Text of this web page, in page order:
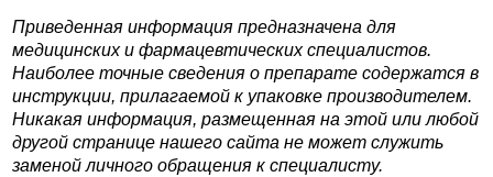
Приведенная информация предназначена для
медицинских и фармацевтических специалистов.
Наиболее точные сведения о препарате содержатся в
инструкции, прилагаемой к упаковке производителем.
Никакая информация, размещенная на этой или любой
другой странице нашего сайта не может служить
заменой личного обращения к специалисту.